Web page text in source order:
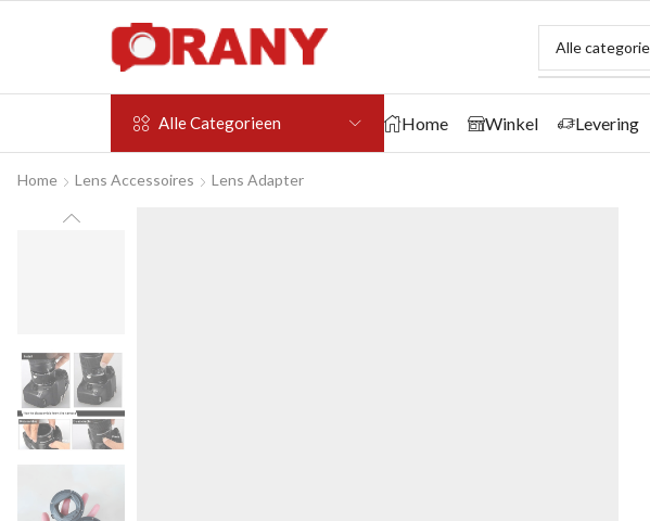
Alle Categorieen Home Winkel Levering
Home Lens Accessoires Lens Adapter